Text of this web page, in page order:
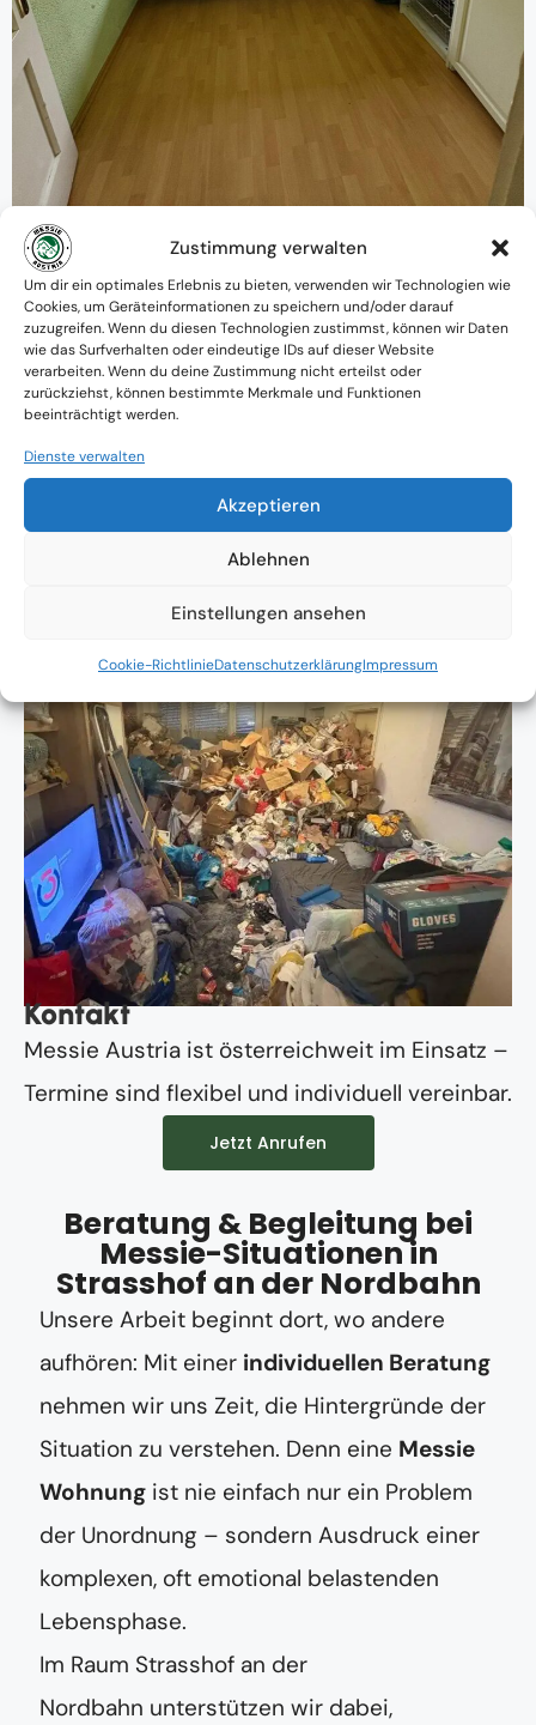
Zustimmung verwalten
Um dir ein optimales Erlebnis zu bieten, verwenden wir Technologien wie
Cookies, um Geräteinformationen zu speichern und/oder darauf
zuzugreifen. Wenn du diesen Technologien zustimmst, können wir Daten
wie das Surfverhalten oder eindeutige IDs auf dieser Website
verarbeiten. Wenn du deine Zustimmung nicht erteilst oder
zurückziehst, können bestimmte Merkmale und Funktionen
beeinträchtigt werden.
Dienste verwalten
Akzeptieren
Ablehnen
Einstellungen ansehen
Cookie-RichtlinieDatenschutzerklärungImpressum
Warum MessieAustria ?
Ein Team mit psychologischem
Verständnis und praktischem Know-how
Verfügbarkeit: Österreichweit
Absolute Diskretion & keine
Zusammenarbeit mit Ämtern ohne
Kontakt
Messie Austria ist österreichweit im Einsatz –
Termine sind flexibel und individuell vereinbar.
Jetzt Anrufen
Beratung & Begleitung bei
Messie-Situationen in
Strasshof an der Nordbahn
Unsere Arbeit beginnt dort, wo andere
aufhören: Mit einer individuellen Beratung
nehmen wir uns Zeit, die Hintergründe der
Situation zu verstehen. Denn eine Messie
Wohnung ist nie einfach nur ein Problem
der Unordnung – sondern Ausdruck einer
komplexen, oft emotional belastenden
Lebensphase.
Im Raum Strasshof an der
Nordbahn unterstützen wir dabei,